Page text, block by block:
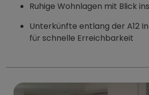
Ruhige Wohnlagen mit Blick
Unterkünfte entlang der A12
für schnelle Erreichbarkeit